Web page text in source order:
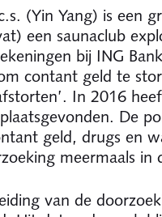
(Yin Yang) is een
een saunaclub
bij ING
contant geld te
In 2016
De
geld, drugs en
meermaals in
van de